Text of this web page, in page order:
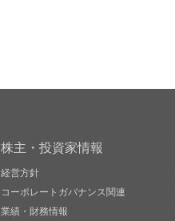
株主・投資家情報
経営方針
コーポレートガバナンス関連
業績・財務情報